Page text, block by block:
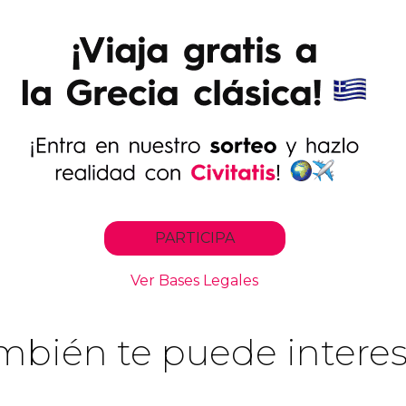
te puede